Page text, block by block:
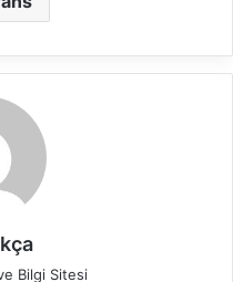
Bilgi Sitesi